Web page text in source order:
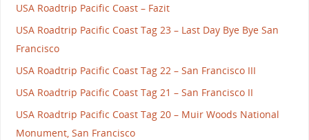
USA Roadtrip Pacific Coast – Fazit
USA Roadtrip Pacific Coast Tag 23 – Last Day Bye Bye San
Francisco
USA Roadtrip Pacific Coast Tag 22 – San Francisco III
USA Roadtrip Pacific Coast Tag 21 – San Francisco II
USA Roadtrip Pacific Coast Tag 20 – Muir Woods National
Monument, San Francisco